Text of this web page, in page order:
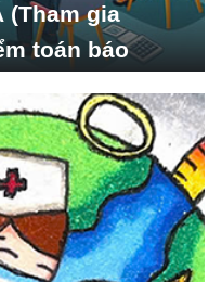
(Tham gia
toán báo
Xã